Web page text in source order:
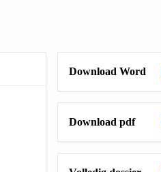
Download Word
Download pdf